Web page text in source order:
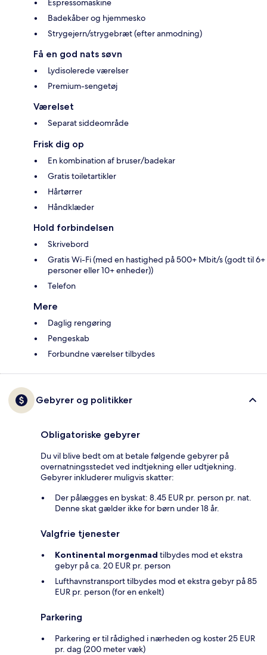
Espressomaskine
Badekåber og hjemmesko
Strygejern/strygebræt (efter anmodning)
Få en god nats søvn
Lydisolerede værelser
Premium-sengetøj
Værelset
Separat siddeområde
Frisk dig op
En kombination af bruser/badekar
Gratis toiletartikler
Hårtørrer
Håndklæder
Hold forbindelsen
Skrivebord
Gratis Wi-Fi (med en hastighed på 500+ Mbit/s (godt til 6+
personer eller 10+ enheder))
Telefon
Mere
Daglig rengøring
Pengeskab
Forbundne værelser tilbydes
Gebyrer og politikker
Obligatoriske gebyrer
Du vil blive bedt om at betale følgende gebyrer på
overnatningsstedet ved indtjekning eller udtjekning.
Gebyrer inkluderer muligvis skatter:
Der pålægges en byskat: 8.45 EUR pr. person pr. nat.
Denne skat gælder ikke for børn under 18 år.
Valgfrie tjenester
Kontinental morgenmad tilbydes mod et ekstra
gebyr på ca. 20 EUR pr. person
Lufthavnstransport tilbydes mod et ekstra gebyr på 85
EUR pr. person (for en enkelt)
Parkering
Parkering er til rådighed i nærheden og koster 25 EUR
pr. dag (200 meter væk)